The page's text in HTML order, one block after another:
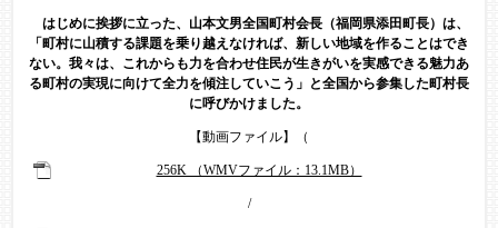
はじめに挨拶に立った、山本文男全国町村会長（福岡県添田町長）は、
「町村に山積する課題を乗り越えなければ、新しい地域を作ることはでき
ない。我々は、これからも力を合わせ住民が生きがいを実感できる魅力あ
る町村の実現に向けて全力を傾注していこう」と全国から参集した町村長
に呼びかけました。
【動画ファイル】（
256K （WMVファイル：13.1MB）
/